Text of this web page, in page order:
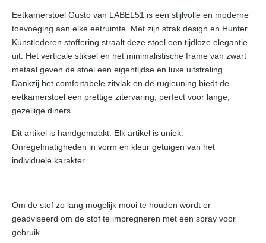
Eetkamerstoel Gusto van LABEL51 is een stijlvolle en moderne
toevoeging aan elke eetruimte. Met zijn strak design en Hunter
Kunstlederen stoffering straalt deze stoel een tijdloze elegantie
uit. Het verticale stiksel en het minimalistische frame van zwart
metaal geven de stoel een eigentijdse en luxe uitstraling.
Dankzij het comfortabele zitvlak en de rugleuning biedt de
eetkamerstoel een prettige zitervaring, perfect voor lange,
gezellige diners.
Dit artikel is handgemaakt. Elk artikel is uniek.
Onregelmatigheden in vorm en kleur getuigen van het
individuele karakter.
Om de stof zo lang mogelijk mooi te houden wordt er
geadviseerd om de stof te impregneren met een spray voor
gebruik.